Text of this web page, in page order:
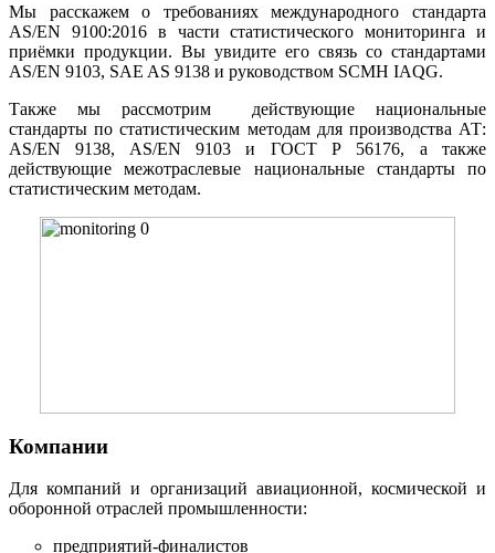
Мы расскажем о требованиях международного стандарта
AS/EN 9100:2016 в части статистического мониторинга и
приёмки продукции. Вы увидите его связь со стандартами
AS/EN 9103, SAE AS 9138 и руководством SCMH IAQG.
Также мы рассмотрим действующие национальные
стандарты по статистическим методам для производства АТ:
AS/EN 9138, AS/EN 9103 и ГОСТ Р 56176, а также
действующие межотраслевые национальные стандарты по
статистическим методам.
Компании
Для компаний и организаций авиационной, космической и
оборонной отраслей промышленности:
предприятий-финалистов